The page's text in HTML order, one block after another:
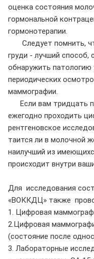
оценка состояния
гормональной
гормонотерапии.
Следует помнить,
груди - лучший
обнаружить патологию
периодических
маммографии.
Если вам тридцать
ежегодно проходить
рентгеновское
таится ли в молочной
наилучший из
происходит внутри
Для исследования
«ВОККДЦ» также
1. Цифровая
2.Цифровая
(состояние после
3. Лабораторные